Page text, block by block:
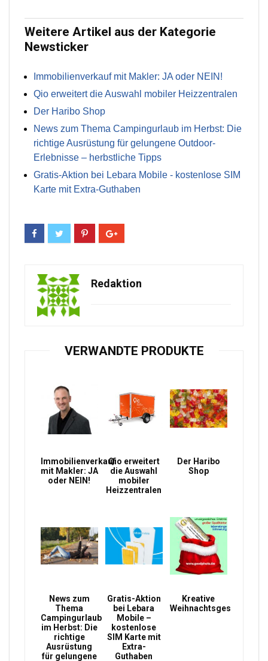
Weitere Artikel aus der Kategorie
Newsticker
Immobilienverkauf mit Makler: JA oder NEIN!
Qio erweitert die Auswahl mobiler Heizzentralen
Der Haribo Shop
News zum Thema Campingurlaub im Herbst: Die
richtige Ausrüstung für gelungene Outdoor-
Erlebnisse – herbstliche Tipps
Gratis-Aktion bei Lebara Mobile - kostenlose SIM
Karte mit Extra-Guthaben
Redaktion
VERWANDTE PRODUKTE
Immobilienverkauf
mit Makler: JA
oder NEIN!
Qio erweitert
die Auswahl
mobiler
Heizzentralen
Der Haribo
Shop
News zum
Thema
Campingurlaub
im Herbst: Die
richtige
Ausrüstung
für gelungene
Gratis-Aktion
bei Lebara
Mobile –
kostenlose
SIM Karte mit
Extra-
Guthaben
Kreative
Weihnachtsgeschenke